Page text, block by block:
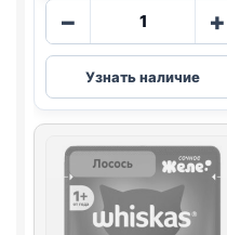
−
Количество
Whiskas
(КРОЛИК)
паштет
+
Узнать наличие